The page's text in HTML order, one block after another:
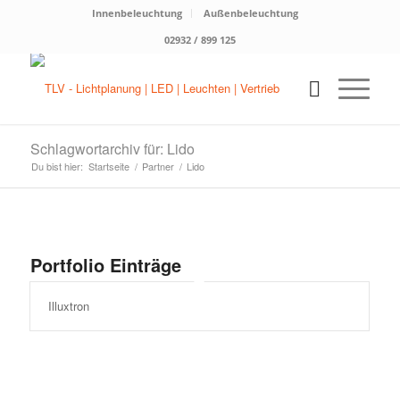
Innenbeleuchtung
Außenbeleuchtung
02932 / 899 125
Schlagwortarchiv für: Lido
Du bist hier: Startseite / Partner / Lido
Portfolio Einträge
Illuxtron